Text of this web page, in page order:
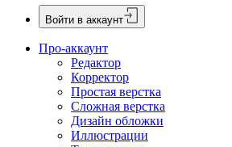
Войти в аккаунт
Про-аккаунт
Редактор
Корректор
Простая верстка
Сложная верстка
Дизайн обложки
Иллюстрации